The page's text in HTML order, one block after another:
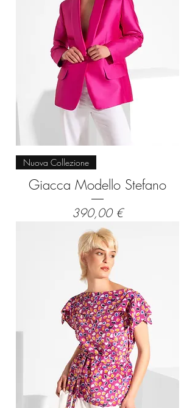
Nuova Collezione
Giacca Modello Stefano
Prezzo
390,00 €